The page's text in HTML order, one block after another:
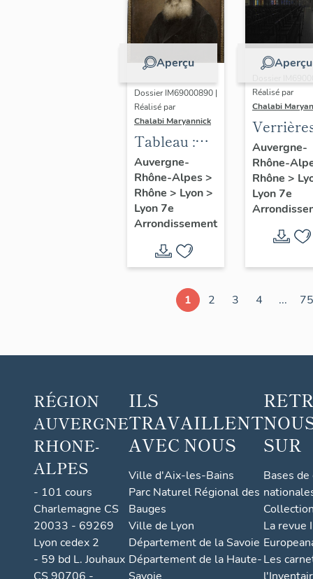
Aperçu
Dossier IM69000890 |
Réalisé par
Chalabi Maryannick
Tableau :
portrait du
Père
Augustin
Planque
Auvergne-
Rhône-Alpes>
Rhône > Lyon>
Lyon 7e
Arrondissement
Aperçu
Réalisé par
Chalabi
Auvergne-
Rhône-
Rhône >
Lyon 7e
1 2 3 4 ... 75
RÉGION
AUVERGNE
RHONE-
ALPES
- 101 cours
Charlemagne CS
20033 - 69269
Lyon cedex 2
- 59 bd L. Jouhaux
ILS
TRAVAILLENT
AVEC NOUS
Ville d'Aix-les-Bains
Parc Naturel Régional des
Bauges
Ville de Lyon
Département de la Savoie
Département de la Haute-
SUR
Bases
La revue
Les